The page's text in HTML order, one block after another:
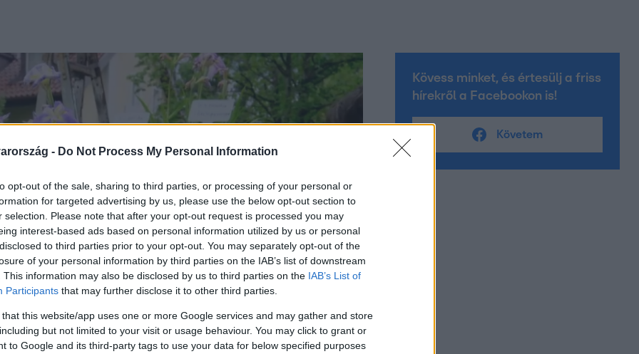
- Do Not Process My Personal Information
opt-out of the sale, sharing to third parties, or processing of your personal or
for targeted advertising by us, please use the below opt-out section to
selection. Please note that after your opt-out request is processed you may
interest-based ads based on personal information utilized by us or personal
to third parties prior to your opt-out. You may separately opt-out of the
of your personal information by third parties on the IAB’s list of downstream
This information may also be disclosed by us to third parties on the IAB’s List of
Participants that may further disclose it to other third parties.
that this website/app uses one or more Google services and may gather and store
but not limited to your visit or usage behaviour. You may click to grant or
to Google and its third-party tags to use your data for below specified purposes
Kövess minket, és értesülj a friss
hírekről a Facebookon is!
Követem